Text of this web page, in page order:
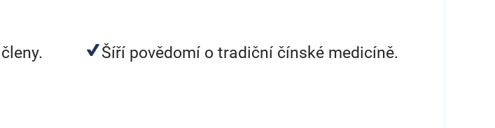
Šíří povědomí o tradiční čínské medicíně.